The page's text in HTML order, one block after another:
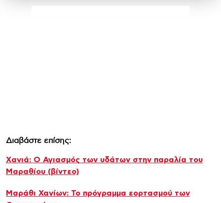
Διαβάστε επίσης:
Xανιά: O Αγιασμός των υδάτων στην παραλία του
Μαραθίου (βίντεο)
Μαράθι Χανίων: To πρόγραμμα εορτασμού των